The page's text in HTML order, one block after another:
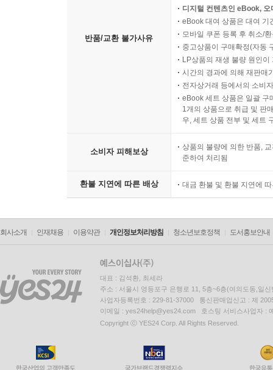
반품/교환 불가사유
디지털 컨텐츠인 eBook,
eBook 대여 상품은 대여 기
모바일 쿠폰 등록 후 취소/
중고상품이 구매확정(자동
LP상품의 재생 불량 원인
시간의 경과에 의해 재판매
전자상거래 등에서의 소비
eBook 세트 상품은 일괄 구
1개의 상품으로 취급 및 판
우, 세트 상품 전부 및 세트
소비자 피해보상
상품의 불량에 의한 반품,
준하여 처리됨
환불 지연에 따른 배상 대금 환불 및 환불 지연에
회사소개 인재채용 이용약관 개인정보처리방침 청소년보호정책 도서홍보안내
대표 : 김석환, 최세라
주소 : 서울시 영등포구 은행로 11, 5층~6층(여의도동,일신
사업자등록번호 : 229-81-37000 통신판매업신고 : 제
이메일 : yes24help@yes24.com 호스팅 서비스사업자 :
Copyright ⓒ YES24 Corp. All Rights Reserved.